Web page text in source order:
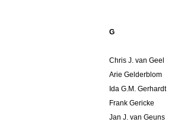
G
Chris J. van Geel
Arie Gelderblom
Ida G.M. Gerhardt
Frank Gericke
Jan J. van Geuns